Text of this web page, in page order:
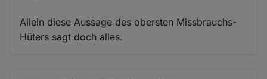
Allein diese Aussage des obersten Missbrauchs-
Hüters sagt doch alles.